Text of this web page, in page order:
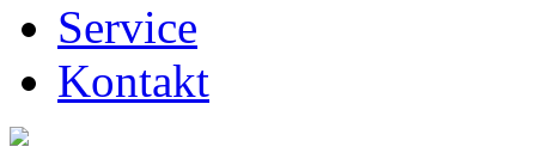
Service
Kontakt